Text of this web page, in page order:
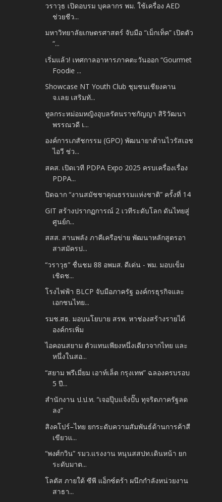
วราวุธ เปิดอบรม บุคลากร พม. ใช้เครื่อง AED
ช่วยชีว...
มหาวิทยาลัยเกษตรศาสตร์ จับมือ “เม็กเท็ค” เปิดตัว
“...
เริ่มแล้ว! เทศกาลอาหารภาคตะวันออก “Gourmet
Foodie ...
Showcase NT Youth Club ชุมชนเชียงคาน
จ.เลย เสริมทั...
ทูลกระหม่อมหญิงอุบลรัตนราชกัญญา สิริวัฒนา
พรรณวดี เ...
องค์การเภสัชกรรม (GPO) พัฒนายาต้านไวรัสเอช
ไอวี ช่ว...
สคส. เปิดเวที PDPA Expo 2025 ครบเครื่องเรื่อง
PDPA...
ปิดฉาก “งานสมัชชาคุณธรรมแห่งชาติ” ครั้งที่ 14
GIT สร้างปรากฏการณ์ 2 เวทีระดับโลก ดันไทยสู่
ศูนย์ก...
สสส. สานพลัง ภาคีเครือข่าย พัฒนาหลักสูตรอา
สาสมัครป...
“วราวุธ” ชื่นชม 88 อพมส. ดีเด่น - พม. มอบเข็ม
เชิดช...
โรงไฟฟ้า BLCP จับมือภาครัฐ องค์กรธุรกิจและ
เอกชนไทย...
รมช.สธ. มอบนโยบาย สรพ. หาช่องสร้างรายได้
องค์กรเพิ่ม
ไอคอนสยาม ตัวแทนเพียงหนึ่งเดียวจากไทย และ
หนึ่งในสอ...
“สยาม พรีเมี่ยม เอาท์เล็ต กรุงเทพ” ฉลองครบรอบ
5 ปี...
สำนักงาน ป.ป.ท. “เจอปุ๊บแจ้งปั๊บ ทุจริตภาครัฐลด
ลง”
สิงคโปร์–ไทย ยกระดับความสัมพันธ์ด้านการค้าสี
เขียวแ...
“พงศ์กวิน” รมว.แรงงาน หนุนสสปท.เดินหน้า ยก
ระดับมาต...
โลตัส ภายใต้ ซีพี แอ็กซ์ตร้า ผนึกกำลังหน่วยงาน
สาธา...